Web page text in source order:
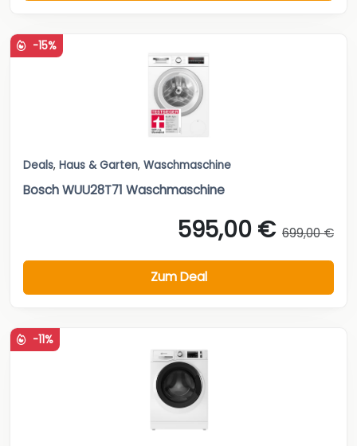
-15%
Deals, Haus & Garten, Waschmaschine
Bosch WUU28T71 Waschmaschine
595,00 € 699,00 €
Zum Deal
-11%